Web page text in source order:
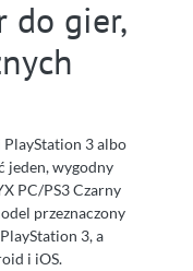
do gier,
PlayStation 3 albo
jeden, wygodny
PC/PS3 Czarny
przeznaczony
3, a
i iOS.